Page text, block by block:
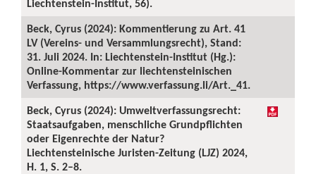
Liechtenstein-Institut, 56).
Beck, Cyrus (2024): Kommentierung zu Art. 41
LV (Vereins- und Versammlungsrecht), Stand:
31. Juli 2024. In: Liechtenstein-Institut (Hg.):
Online-Kommentar zur liechtensteinischen
Verfassung, https://www.verfassung.li/Art._41.
Beck, Cyrus (2024): Umweltverfassungsrecht:
Staatsaufgaben, menschliche Grundpflichten
oder Eigenrechte der Natur?
Liechtensteinische Juristen-Zeitung (LJZ) 2024,
H. 1, S. 2–8.